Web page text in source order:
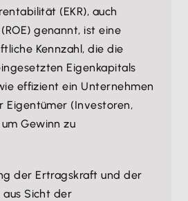
(EKR), auch
genannt, ist eine
Kennzahl, die die
Eigenkapitals
effizient ein Unternehmen
Eigentümer (Investoren,
Gewinn zu
der Ertragskraft und der
Sicht der